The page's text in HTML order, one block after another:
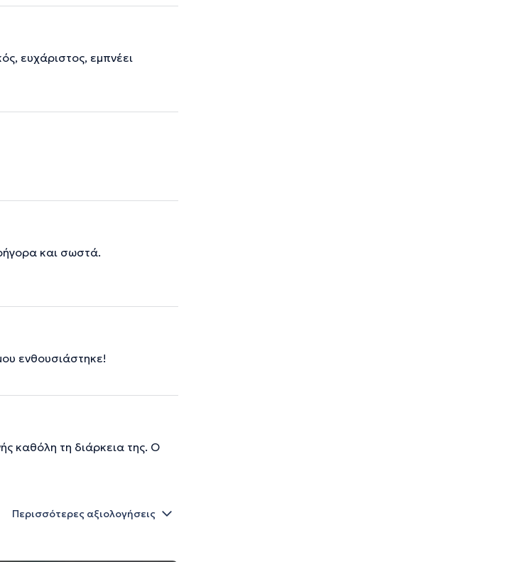
ευχάριστος, εμπνέει
και σωστά.
ενθουσιάστηκε!
καθόλη τη διάρκεια της. Ο
Περισσότερες αξιολογήσεις